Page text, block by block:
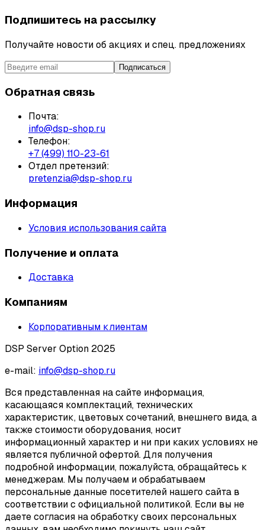
Подпишитесь на рассылку
Получайте новости об акциях и спец. предложениях
Подписаться
Обратная связь
Почта:
info@dsp-shop.ru
Телефон:
+7 (499) 110-23-61
Отдел претензий:
pretenzia@dsp-shop.ru
Информация
Условия использования сайта
Получение и оплата
Доставка
Компаниям
Корпоративным клиентам
DSP Server Option 2025
e-mail: info@dsp-shop.ru
Вся представленная на сайте информация,
касающаяся комплектаций, технических
характеристик, цветовых сочетаний, внешнего вида, а
также стоимости оборудования, носит
информационный характер и ни при каких условиях не
является публичной офертой. Для получения
подробной информации, пожалуйста, обращайтесь к
менеджерам. Мы получаем и обрабатываем
персональные данные посетителей нашего сайта в
соответствии с официальной политикой. Если вы не
даете согласия на обработку своих персональных